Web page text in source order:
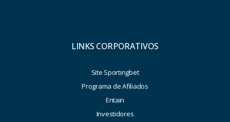
LINKS CORPORATIVOS
Site Sportingbet
Programa de Afiliados
Entain
Investidores